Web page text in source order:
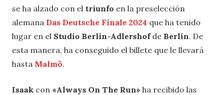
se ha alzado con el triunfo en la preselección
alemana Das Deutsche Finale 2024 que ha tenido
lugar en el Studio Berlin-Adlershofde Berlín. De
esta manera, ha conseguido el billete que le llevará
hasta Malmö.
Isaak con «Always On The Run» ha recibido las